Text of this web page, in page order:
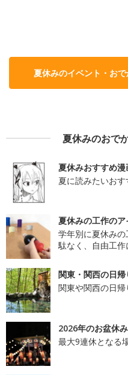
夏休みのイベント・お
夏休みのおで
夏休みおすすめ漫
夏に読みたいおす
夏休みの工作の
学年別に夏休み
駄なく、自由工作
関東・関西の日帰
関東や関西の日
2026年のお盆休
最大9連休となる